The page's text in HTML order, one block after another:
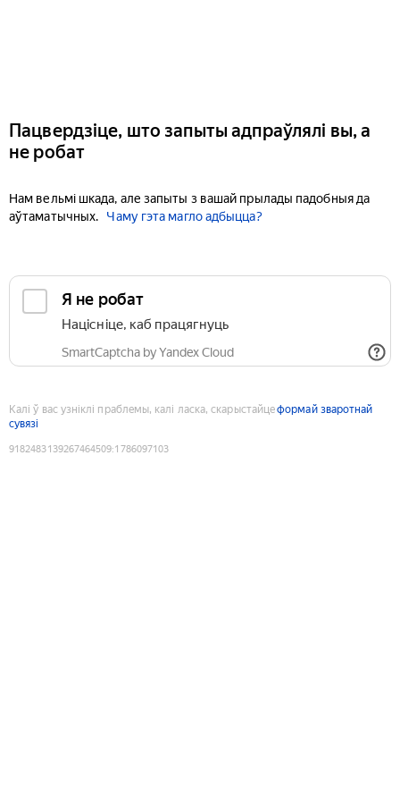
Пацвердзіце, што запыты адпраўлялі вы, а
не робат
Нам вельмі шкада, але запыты з вашай прылады падобныя да
аўтаматычных.
Чаму гэта магло адбыцца?
Я не робат
Націсніце, каб працягнуць
SmartCaptcha by Yandex Cloud
Калі ў вас узніклі праблемы, калі ласка, скарыстайцеформай зваротнай
сувязі
9182483139267464509:1786097103